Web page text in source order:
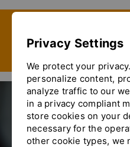
Cosmétique
Privacy Settings
We protect your
personalize content,
analyze traffic to our
in a privacy compliant
store cookies on your
necessary for the
other cookie types, we